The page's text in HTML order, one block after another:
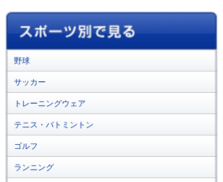
野球
サッカー
トレーニングウェア
テニス・バトミントン
ゴルフ
ランニング